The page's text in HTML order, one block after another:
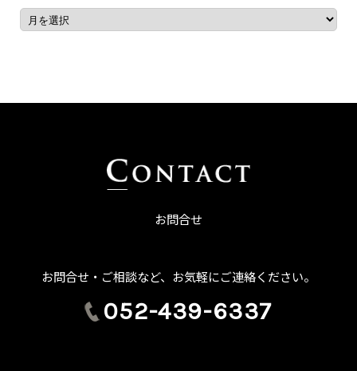
お問合せ
お問合せ・ご相談など、お気軽にご連絡ください。
052-439-6337